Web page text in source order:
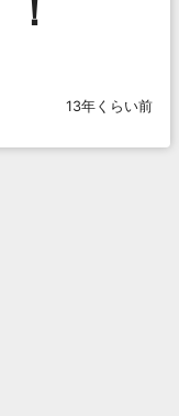
13年くらい前